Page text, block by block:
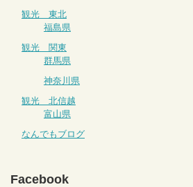
観光 東北
福島県
観光 関東
群馬県
神奈川県
観光 北信越
富山県
なんでもブログ
Facebook